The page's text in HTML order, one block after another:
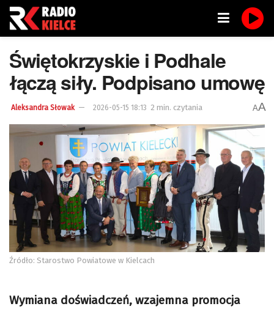
Świętokrzyskie i Podhale
łączą siły. Podpisano umowę
Aleksandra Słowak 2026-05-15 18:13 2 min. czytania AA
Źródło: Starostwo Powiatowe w Kielcach
Wymiana doświadczeń, wzajemna promocja